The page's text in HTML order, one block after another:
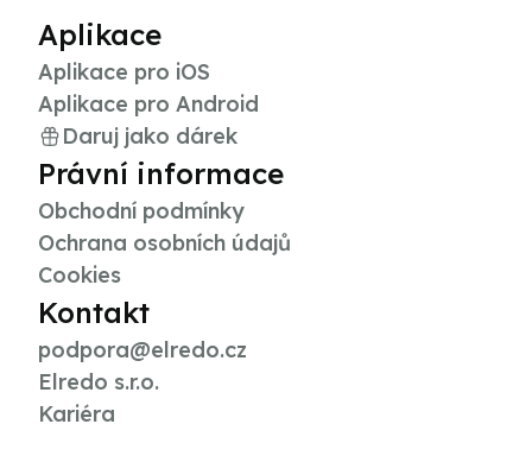
Aplikace
Aplikace pro iOS
Aplikace pro Android
Daruj jako dárek
Právní informace
Obchodní podmínky
Ochrana osobních údajů
Cookies
Kontakt
podpora@elredo.cz
Elredo s.r.o.
Kariéra